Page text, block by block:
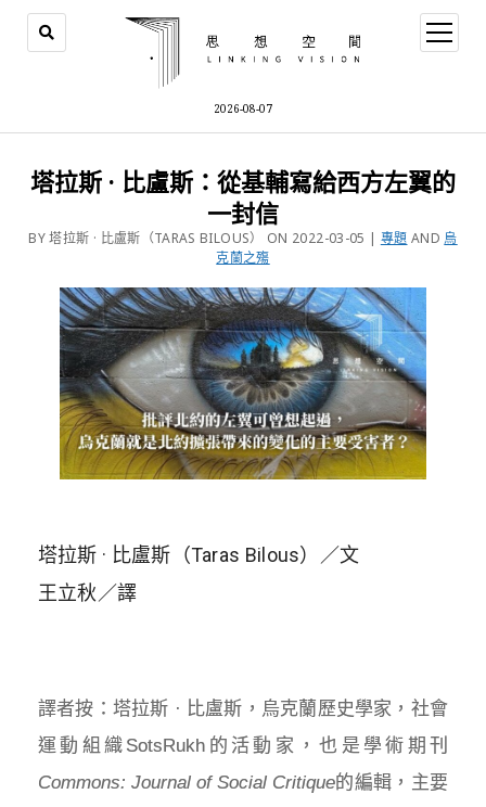
2026-08-07
塔拉斯 · 比盧斯：從基輔寫給西方左翼的
一封信
BY 塔拉斯 · 比盧斯（TARAS BILOUS） ON 2022-03-05 | 專題 AND 烏
克蘭之殤
塔拉斯 · 比盧斯（Taras Bilous）／文
王立秋／譯
譯者按：塔拉斯 · 比盧斯，烏克蘭歷史學家，社會
運動組織SotsRukh的活動家，也是學術期刊
Commons: Journal of Social Critique的編輯，主要